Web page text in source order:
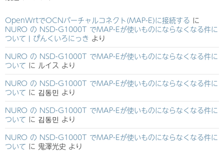
OpenWrtでOCNバーチャルコネクト(MAP-E)に接続する に
NURO の NSD-G1000T でMAP-Eが使いものにならなくなる件に
ついて | ぴんくいろにっき より
NURO の NSD-G1000T でMAP-Eが使いものにならなくなる件に
ついて に ルイス より
NURO の NSD-G1000T でMAP-Eが使いものにならなくなる件に
ついて に 김동민 より
NURO の NSD-G1000T でMAP-Eが使いものにならなくなる件に
ついて に 김동민 より
NURO の NSD-G1000T でMAP-Eが使いものにならなくなる件に
ついて に 鬼澤光史 より